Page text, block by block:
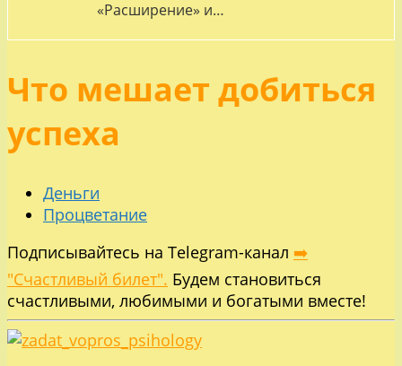
«Расширение» и…
Что мешает добиться
успеха
Деньги
Процветание
Подписывайтесь на Telegram-канал ➡️
"Счастливый билет". Будем становиться
счастливыми, любимыми и богатыми вместе!